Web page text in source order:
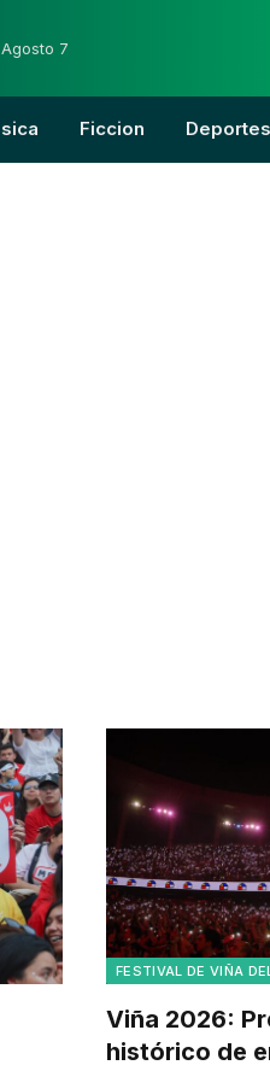
7
Ficcion Deportes
FESTIVAL DE VIÑA
Viña 2026:
histórico de